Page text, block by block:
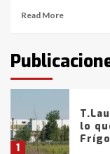
Read More
1
lo